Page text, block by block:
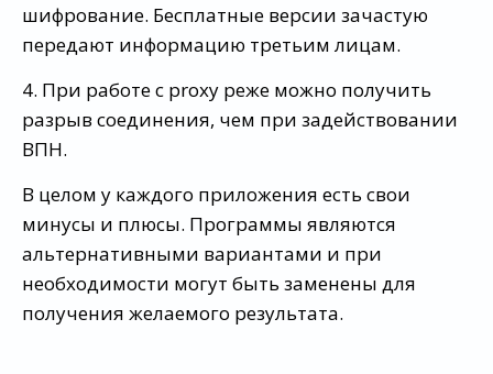
шифрование. Бесплатные версии зачастую
передают информацию третьим лицам.
4. При работе с proxy реже можно получить
разрыв соединения, чем при задействовании
ВПН.
В целом у каждого приложения есть свои
минусы и плюсы. Программы являются
альтернативными вариантами и при
необходимости могут быть заменены для
получения желаемого результата.